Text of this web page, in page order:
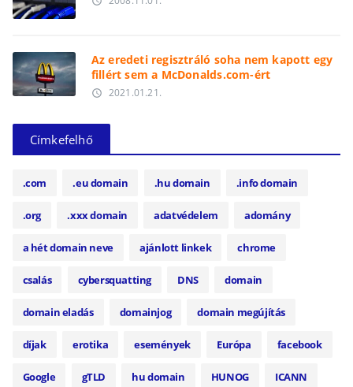
Az eredeti regisztráló soha nem kapott egy
fillért sem a McDonalds.com-ért
access_time 2021.01.21.
Címkefelhő
.com .eu domain .hu domain .info domain
.org .xxx domain adatvédelem adomány
a hét domain neve ajánlott linkek chrome
csalás cybersquatting DNS domain
domain eladás domainjog domain megújítás
díjak erotika események Európa facebook
Google gTLD hu domain HUNOG ICANN